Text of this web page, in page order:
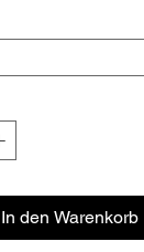
In den Warenkorb